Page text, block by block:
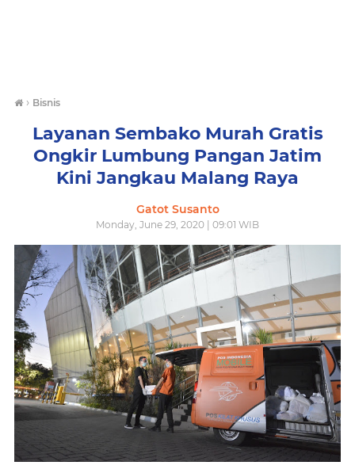
› Bisnis
Layanan Sembako Murah Gratis
Ongkir Lumbung Pangan Jatim
Kini Jangkau Malang Raya
Gatot Susanto
Monday, June 29, 2020 | 09:01 WIB